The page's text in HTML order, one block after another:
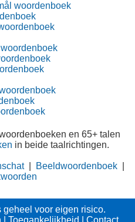
woordenboek
en 65+ talen
in beide taalrichtingen.
| Beeldwoordenboek
voor eigen risico.
Toegankelijkheid Contact